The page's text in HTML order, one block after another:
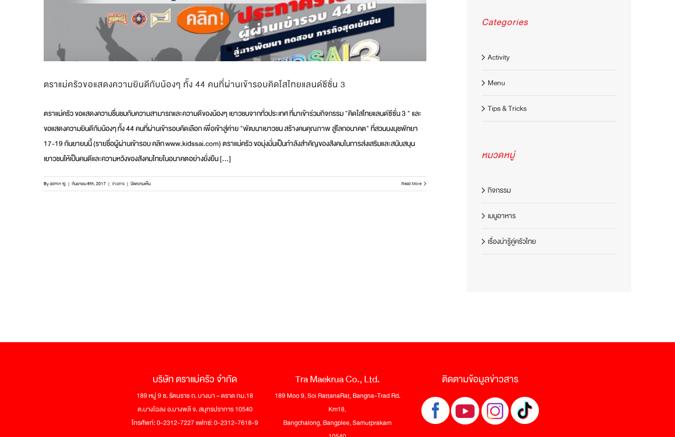
ตราแม่ครัวขอแสดงความยินดีกับน้องๆ ทั้ง 44 คนที่ผ่านเข้ารอบคิดใสไทยแลนด์ซีซั่น 3
ตราแม่ครัว ขอแสดงความชื่นชมกับความสามารถและความดีของน้องๆ เยาวชนจากทั่วประเทศ ที่มาเข้าร่วมกิจกรรม "คิดใสไทยแลนด์ซีซั่น 3 " และ
ขอแสดงความยินดีกับน้องๆ ทั้ง 44 คนที่ผ่านเข้ารอบคัดเลือก เพื่อเข้าสู่ค่าย "พัฒนาเยาวชน สร้างคนคุณภาพ สู่โลกอนาคต" ที่สวนนงนุชพัทยา
17-19 กันยายนนี้ (รายชื่อผู้ผ่านเข้ารอบ คลิก www.kidssai.com) ตราแม่ครัว ขอมุ่งมั่นเป็นกำลังสำคัญของสังคมในการส่งเสริมและสนับสนุน
เยาวชนให้เป็นคนดีและความหวังของสังคมไทยในอนาคตอย่างยั่งยืน [...]
Byadmin fg | กันยายน 6th, 2017 | ข่าวสาร | ปิดความเห็นบน
ตรา
ซั่น
Read More
Categories
Activity
Menu
Tips & Tricks
หมวดหมู่
กิจกรรม
เมนูอาหาร
เรื่องน่ารู้คู่ครัวไทย
บริษัท ตราแม่ครัว จำกัด
189 หมู่ 9 ซ. รัตนราช ถ. บางนา – ตราด กม.18
ต.บางโฉลง อ.บางพลี จ. สมุทรปราการ 10540
โทรศัพท์: 0-2312-7227 แฟกซ์: 0-2312-7618-9
Tra Maekrua Co., Ltd.
189 Moo 9, Soi RattanaRat, Bangna-Trad Rd.
Km18,
Bangchalong, Bangplee, Samutprakarn
ติดตามข้อมูลข่าวสาร